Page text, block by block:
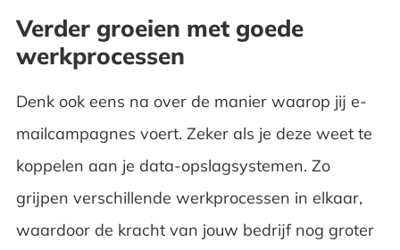
Verder groeien met goede
werkprocessen
Denk ook eens na over de manier waarop jij e-
mailcampagnes voert. Zeker als je deze weet te
koppelen aan je data-opslagsystemen. Zo
grijpen verschillende werkprocessen in elkaar,
waardoor de kracht van jouw bedrijf nog groter